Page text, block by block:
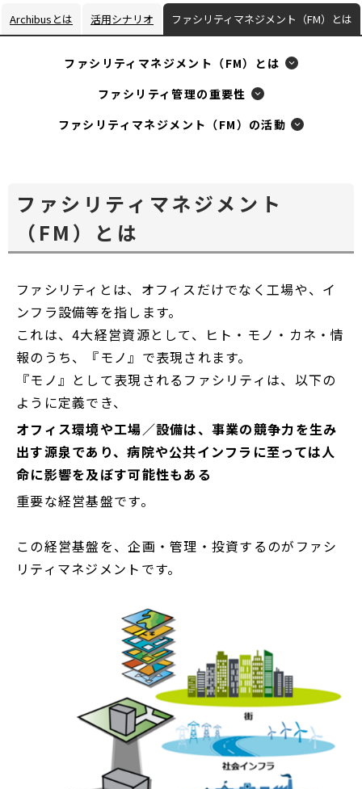
Archibusとは 活用シナリオ ファシリティマネジメント（FM）とは
ファシリティマネジメント（FM）とは
ファシリティ管理の重要性
ファシリティマネジメント（FM）の活動
ファシリティマネジメント
（FM）とは
ファシリティとは、オフィスだけでなく工場や、イ
ンフラ設備等を指します。
これは、4大経営資源として、ヒト・モノ・カネ・情
報のうち、『モノ』で表現されます。
『モノ』として表現されるファシリティは、以下の
ように定義でき、
オフィス環境や工場／設備は、事業の競争力を生み
出す源泉であり、病院や公共インフラに至っては人
命に影響を及ぼす可能性もある
重要な経営基盤です。
この経営基盤を、企画・管理・投資するのがファシ
リティマネジメントです。